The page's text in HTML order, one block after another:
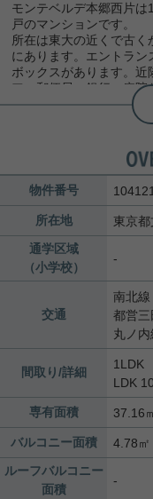
モンテベルデ本郷西片
戸のマンションです。
所在は東大の近くで古
にあります。エントラ
ボックスがあります。近
ア、郵便局、銀行、病院
立地です。
新規リノベーションを実
開放感のある眺望が魅
ご内覧はお気軽にお問合
物件番号
所在地 東京都
通学区域
（小学校）
-
交通
南北線
都営三
丸ノ内
間取り/詳細
1LDK
LDK
専有面積 37.16
バルコニー面積
4.78㎡
ルーフバルコニー
面積
-